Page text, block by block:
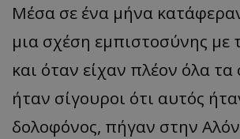
Μέσα σε ένα μήνα
μια σχέση εμπιστοσύνης με
και όταν είχαν πλέον όλα τα
ήταν σίγουροι ότι αυτός
δολοφόνος, πήγαν στην